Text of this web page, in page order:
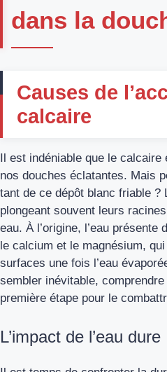
dans la
Causes de
calcaire
Il est indéniable que le calcaire
nos douches éclatantes. Mais
tant de ce dépôt blanc friable ?
plongeant souvent leurs
eau. À l’origine, l’eau
le calcium et le magnésium,
surfaces une fois l’eau
sembler inévitable,
première étape pour le
L’impact de l’eau dure